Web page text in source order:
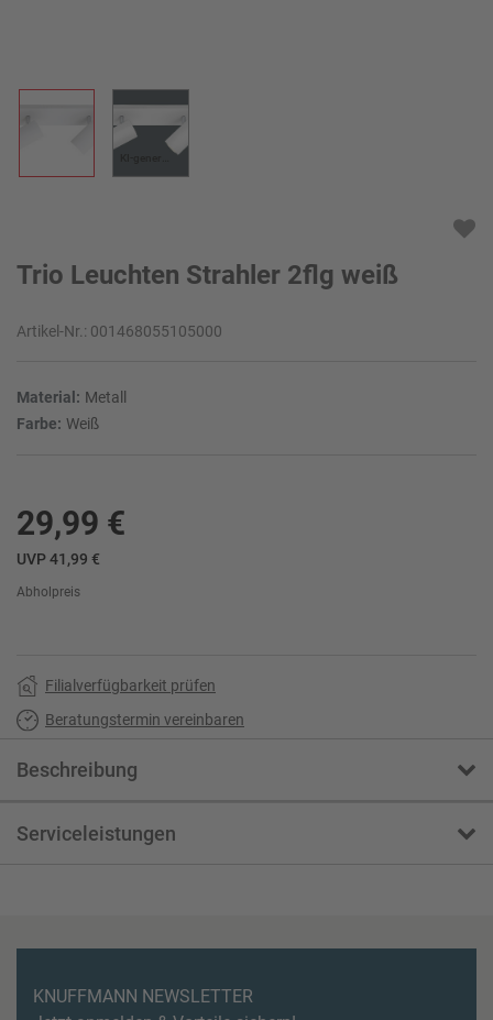
Trio Leuchten Strahler 2flg weiß
Artikel-Nr.: 001468055105000
Material: Metall
Farbe: Weiß
29,99 €
UVP 41,99 €
Abholpreis
Filialverfügbarkeit prüfen
Beratungstermin vereinbaren
Beschreibung
Serviceleistungen
KNUFFMANN NEWSLETTER